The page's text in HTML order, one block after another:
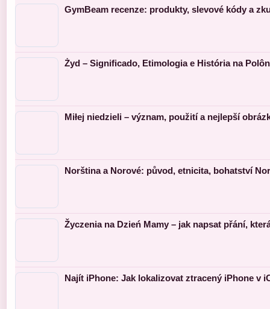
GymBeam recenze: produkty, slevové kódy a
Żyd – Significado, Etimologia e História na
Miłej niedzieli – význam, použití a nejlepší
Norština a Norové: původ, etnicita, bohatství
Žyczenia na Dzień Mamy – jak napsat přání,
Najít iPhone: Jak lokalizovat ztracený iPhone v